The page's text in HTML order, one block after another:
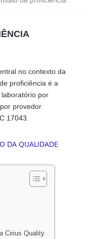
no contexto da
proficiência é a
por
provedor
17043.
Cirius Quality